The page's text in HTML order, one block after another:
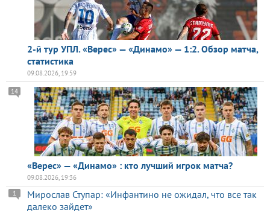
2-й тур УПЛ. «Верес» — «Динамо» — 1:2. Обзор матча,
статистика
09.08.2026, 19:59
«Верес» — «Динамо» : кто лучший игрок матча?
14
09.08.2026, 19:36
Мирослав Ступар: «Инфантино не ожидал, что все так
далеко зайдет»
1